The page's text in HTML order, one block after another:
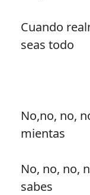
Cuando
seas todo
No,no, no,
mientas
No, no, no,
sabes